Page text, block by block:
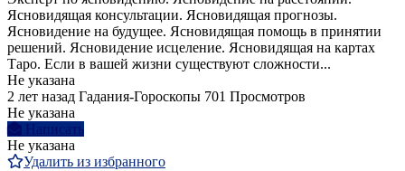
Ясновидящая консультации. Ясновидящая прогнозы.
Ясновидение на будущее. Ясновидящая помощь в принятии
решений. Ясновидение исцеление. Ясновидящая на картах
Таро. Если в вашей жизни существуют сложности...
Не указана
2 лет назад Гадания-Гороскопы 701 Просмотров
Не указана
Написать
Не указана
Удалить из избранного